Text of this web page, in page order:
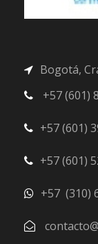
Bogotá,
+57 (601)
+57 (601)
+57 (601)
+57 (310)